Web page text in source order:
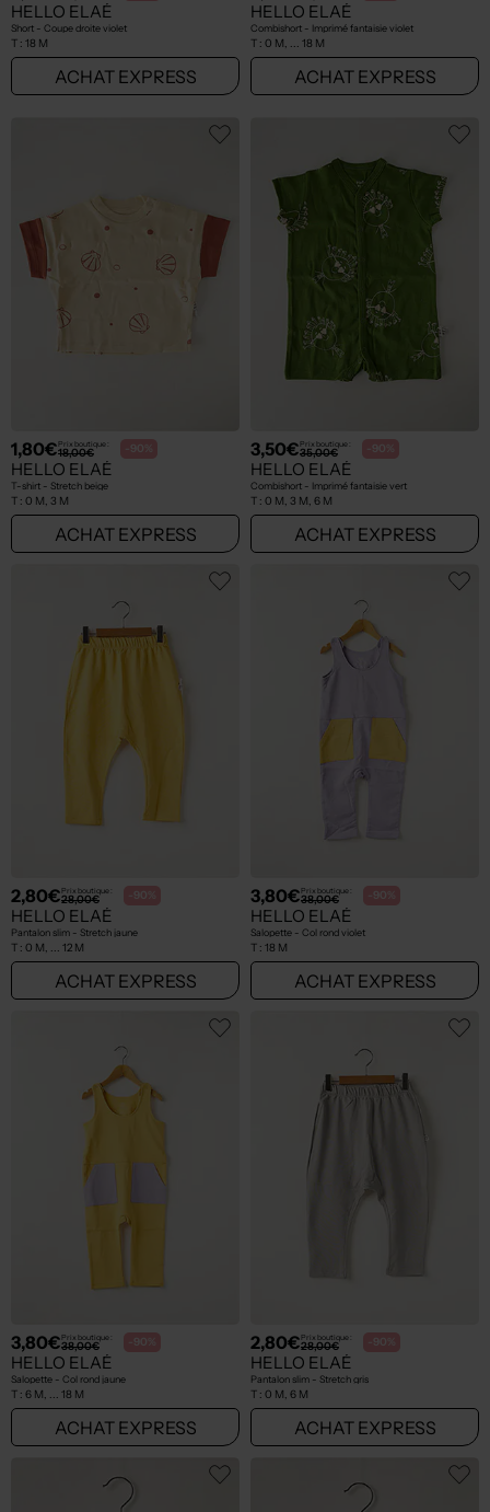
HELLO ELAÉ
Short - Coupe droite violet
T : 18 M
ACHAT EXPRESS
HELLO ELAÉ
Combishort - Imprimé fantaisie violet
T : 0 M, ... 18 M
ACHAT EXPRESS
1,80€Prix boutique :
18,00€ -90%
HELLO ELAÉ
T-shirt - Stretch beige
T : 0 M, 3 M
ACHAT EXPRESS
3,50€Prix boutique :
35,00€ -90%
HELLO ELAÉ
Combishort - Imprimé fantaisie vert
T : 0 M, 3 M, 6 M
ACHAT EXPRESS
2,80€Prix boutique :
28,00€ -90%
HELLO ELAÉ
Pantalon slim - Stretch jaune
T : 0 M, ... 12 M
ACHAT EXPRESS
3,80€Prix boutique :
38,00€ -90%
HELLO ELAÉ
Salopette - Col rond violet
T : 18 M
ACHAT EXPRESS
3,80€Prix boutique :
38,00€ -90%
HELLO ELAÉ
Salopette - Col rond jaune
T : 6 M, ... 18 M
ACHAT EXPRESS
2,80€Prix boutique :
28,00€ -90%
HELLO ELAÉ
Pantalon slim - Stretch gris
T : 0 M, 6 M
ACHAT EXPRESS